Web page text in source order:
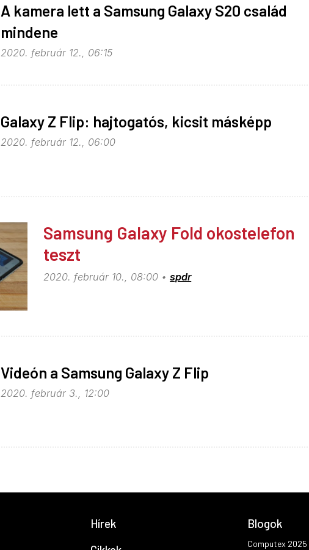
A kamera lett a Samsung Galaxy S20 család
mindene
2020. február 12., 06:15
Galaxy Z Flip: hajtogatós, kicsit másképp
2020. február 12., 06:00
Samsung Galaxy Fold okostelefon
teszt
2020. február 10., 08:00 spdr
Videón a Samsung Galaxy Z Flip
2020. február 3., 12:00
Hírek
Blogok
Computex 2025